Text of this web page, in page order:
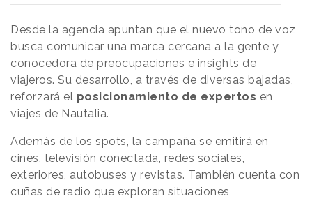
Desde la agencia apuntan que el nuevo tono de voz
busca comunicar una marca cercana a la gente y
conocedora de preocupaciones e insights de
viajeros. Su desarrollo, a través de diversas bajadas,
reforzará el posicionamiento de expertos en
viajes de Nautalia.
Además de los spots, la campaña se emitirá en
cines, televisión conectada, redes sociales,
exteriores, autobuses y revistas. También cuenta con
cuñas de radio que exploran situaciones